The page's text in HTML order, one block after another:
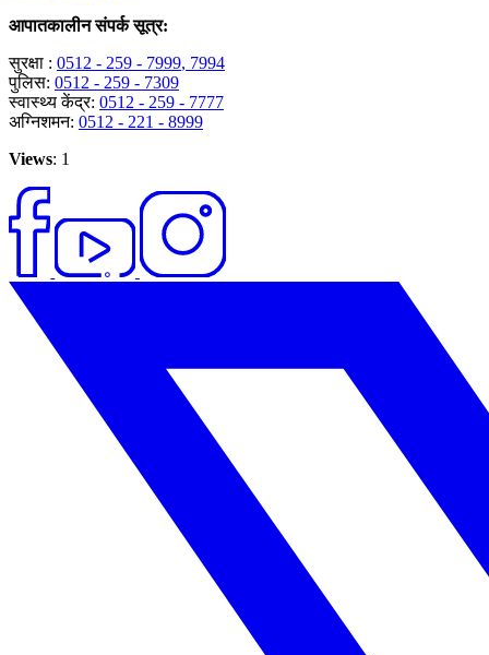
आपातकालीन संपर्क सूत्र:
सुरक्षा : 0512 - 259 - 7999, 7994
पुलिस: 0512 - 259 - 7309
स्वास्थ्य केंद्र: 0512 - 259 - 7777
अग्निशमन: 0512 - 221 - 8999
Views: 1